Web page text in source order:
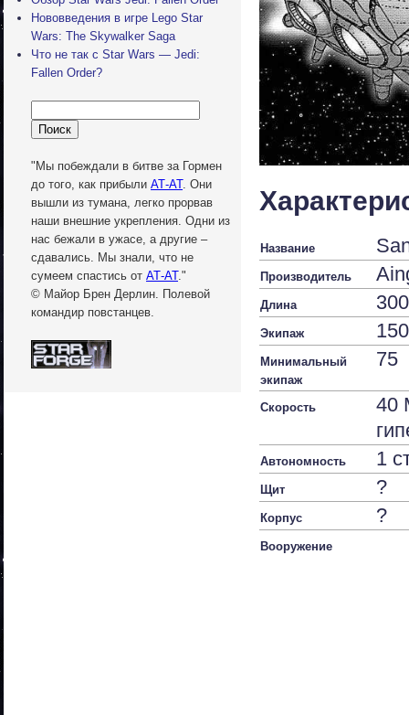
Нововведения в игре Lego Star
Wars: The Skywalker Saga
Что не так с Star Wars — Jedi:
Fallen Order?
"Мы побеждали в битве за Гормен
до того, как прибыли АТ-АТ. Они
вышли из тумана, легко прорвав
наши внешние укрепления. Одни из
нас бежали в ужасе, а другие –
сдавались. Мы знали, что не
сумеем спастись от АТ-АТ."
© Майор Брен Дерлин. Полевой
командир повстанцев.
Название
Производитель
Длина
Экипаж
Минимальный
экипаж
75
Скорость
40
Автономность 1
Щит ?
Корпус ?
Вооружение